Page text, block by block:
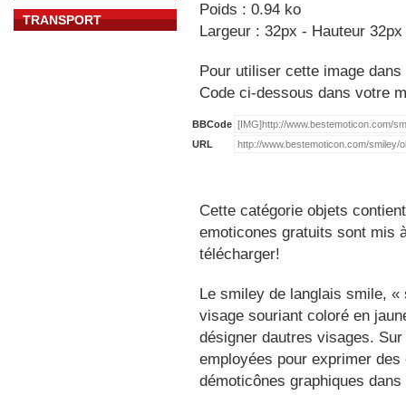
TRANSPORT
Poids : 0.94 ko
Largeur : 32px - Hauteur 32px
Pour utiliser cette image
Code ci-dessous dans votre
BBCode
URL
Cette catégorie objets
emoticones gratuits sont mis
télécharger!
Le smiley de langlais smile,
visage souriant coloré en
désigner dautres visages.
employées pour exprimer
démoticônes graphiques